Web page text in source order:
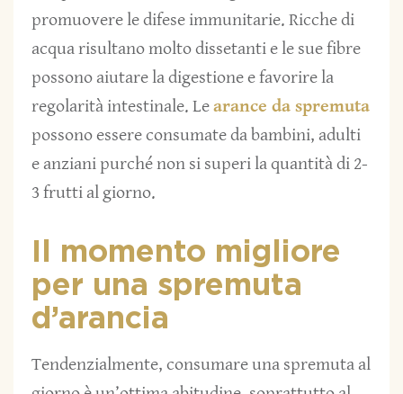
promuovere le difese immunitarie. Ricche di
acqua risultano molto dissetanti e le sue fibre
possono aiutare la digestione e favorire la
regolarità intestinale. Learance da spremuta
possono essere consumate da bambini, adulti
e anziani purché non si superi la quantità di 2-
3 frutti al giorno.
Il momento migliore
per una spremuta
d’arancia
Tendenzialmente, consumare una spremuta al